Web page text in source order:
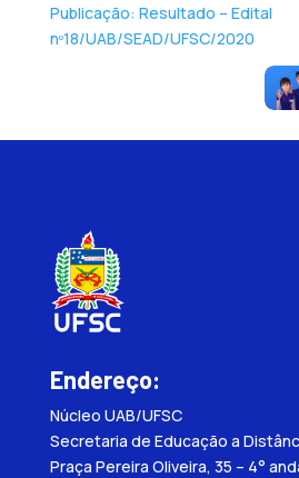
Publicação: Resultado – Edital
nº18/UAB/SEAD/UFSC/2020
Endereço:
Núcleo UAB/UFSC
Secretaria de Educação a
Praça Pereira Oliveira, 35 – 4°